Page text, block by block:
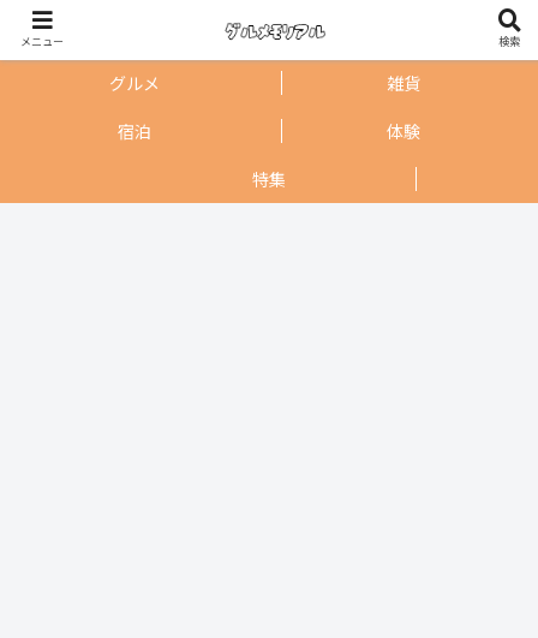
グルメ
雑貨
宿泊
体験
特集
メニュー 検索